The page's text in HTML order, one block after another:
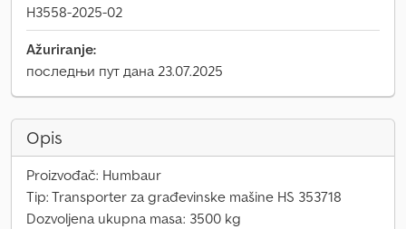
H3558-2025-02
Ažuriranje:
последњи пут дана 23.07.2025
Opis
Proizvođač: Humbaur
Tip: Transporter za građevinske mašine HS 353718
Dozvoljena ukupna masa: 3500 kg